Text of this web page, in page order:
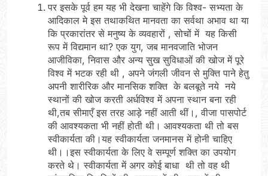
पर इसके पूर्व हम यह भी देखना चाहेंगे कि विश्व- सभ्यता के
आदिकाल मे इस तथाकथित मानवता का सर्वथा अभाव था या
कि प्रकारांतर से मनुष्य के व्यवहारों , सोचों में यह किसी
रूप में विद्यमान था? एक युग, जब मानवजाति भोजन
आजीविका, निवास और अन्य सुख सुविधाओं की खोज में पूरे
विश्व में भटक रही थी , अपने जंगली जीवन से मुक्ति पाने हेतु
अपनी शारीरिक और मानसिक शक्ति के बलबूते नये नये
स्थानों की खोज करती अर्धविश्व में अपना स्थान बना रही
थी,तब सीमाएँ इस तरह आड़े नहीं आती थीं।, वीजा पासपोर्ट
की आवश्यकता भी नहीं होती थी। आवश्यकता थी तो बस
स्वीकार्यता की।यह स्वीकार्यता जनमानस में होनी चाहिए
थी।।इस स्वीकार्यता के लिए वे सम्पूर्ण शक्ति का उपयोग
करते थे। स्वीकार्यता में अगर कोई बाधा थी तो वह थी